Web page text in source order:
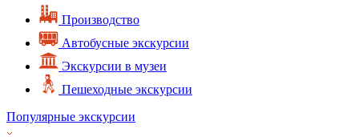
Производство
Автобусные экскурсии
Экскурсии в музеи
Пешеходные экскурсии
Популярные экскурсии